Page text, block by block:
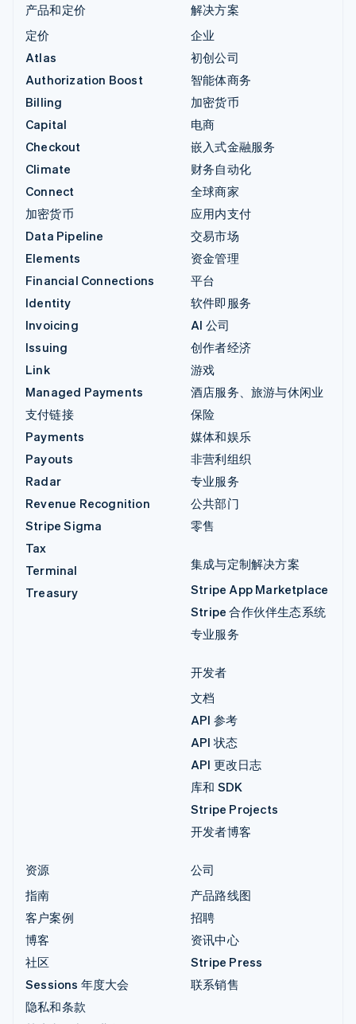
产品和定价
定价
Atlas
Authorization Boost
Billing
Capital
Checkout
Climate
Connect
加密货币
Data Pipeline
Elements
Financial Connections
Identity
Invoicing
Issuing
Link
Managed Payments
支付链接
Payments
Payouts
Radar
Revenue Recognition
Stripe Sigma
Tax
Terminal
Treasury
解决方案
企业
初创公司
智能体商务
加密货币
电商
嵌入式金融服务
财务自动化
全球商家
应用内支付
交易市场
资金管理
平台
软件即服务
AI 公司
创作者经济
游戏
酒店服务、旅游与休闲业
保险
媒体和娱乐
非营利组织
专业服务
公共部门
零售
集成与定制解决方案
Stripe App Marketplace
Stripe 合作伙伴生态系统
专业服务
开发者
文档
API 参考
API 状态
API 更改日志
库和 SDK
Stripe Projects
开发者博客
资源
指南
客户案例
博客
社区
Sessions 年度大会
隐私和条款
公司
产品路线图
招聘
资讯中心
Stripe Press
联系销售